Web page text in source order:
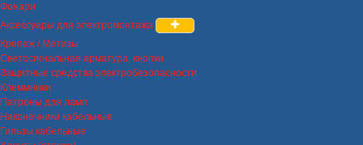
Фонари
Аксессуары для электромонтажа
Крепеж / Метизы
Светосигнальная арматура, кнопки
Защитные средства электробезопасности
Клеммники
Патроны для ламп
Наконечники кабельные
Гильзы кабельные